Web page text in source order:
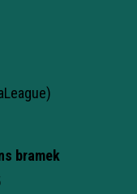
bramek